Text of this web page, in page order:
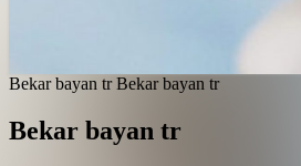
Bekar bayan tr Bekar bayan tr
Bekar bayan tr